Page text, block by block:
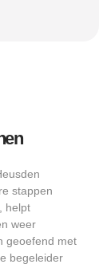
stappen
helpt
weer
geoefend met
begeleider